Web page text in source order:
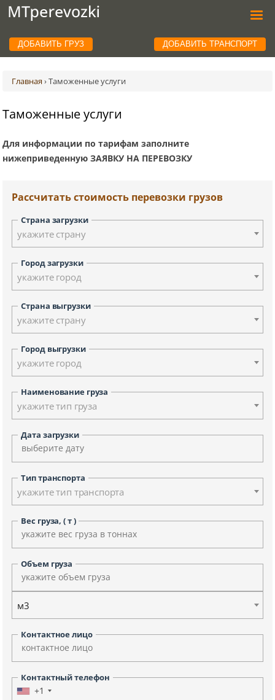
ДОБАВИТЬ ГРУЗ ДОБАВИТЬ ТРАНСПОРТ
Главная ›Таможенные услуги
Таможенные услуги
Для информации по тарифам заполните
нижеприведенную ЗАЯВКУ НА ПЕРЕВОЗКУ
Рассчитать стоимость перевозки грузов
Страна загрузки
укажите страну
Город загрузки
укажите город
Страна выгрузки
укажите страну
Город выгрузки
укажите город
Наименование груза
укажите тип груза
Дата загрузки
Тип транспорта
укажите тип транспорта
Вес груза, ( т )
Объем груза
м3
Контактное лицо
Контактный телефон
+1